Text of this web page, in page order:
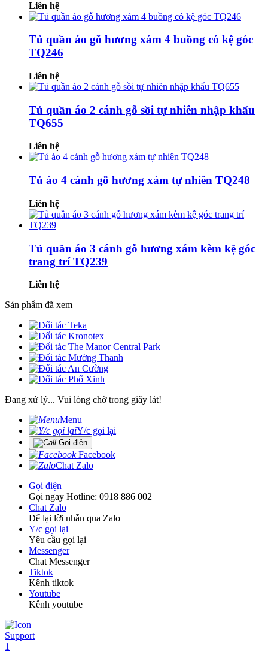
Liên hệ
Tủ quần áo gỗ hương xám 4 buồng có kệ góc
TQ246
Liên hệ
Tủ quần áo 2 cánh gỗ sồi tự nhiên nhập khẩu
TQ655
Liên hệ
Tủ áo 4 cánh gỗ hương xám tự nhiên TQ248
Liên hệ
Tủ quần áo 3 cánh gỗ hương xám kèm kệ góc
trang trí TQ239
Liên hệ
Sản phẩm đã xem
Đang xử lý... Vui lòng chờ trong giây lát!
Menu
Y/c gọi lại
Gọi điện
Facebook
Chat Zalo
Gọi điện
Gọi ngay Hotline: 0918 886 002
Chat Zalo
Để lại lời nhắn qua Zalo
Y/c gọi lại
Yêu cầu gọi lại
Messenger
Chat Messenger
Tiktok
Kênh tiktok
Youtube
Kênh youtube